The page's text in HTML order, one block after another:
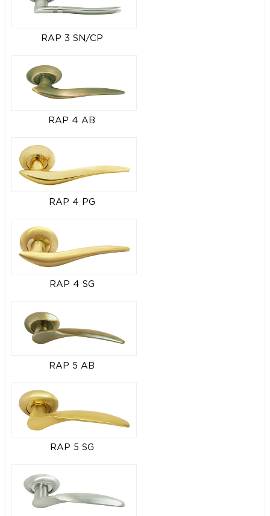
RAP 3 SN/CP
RAP 4 AB
RAP 4 PG
RAP 4 SG
RAP 5 AB
RAP 5 SG